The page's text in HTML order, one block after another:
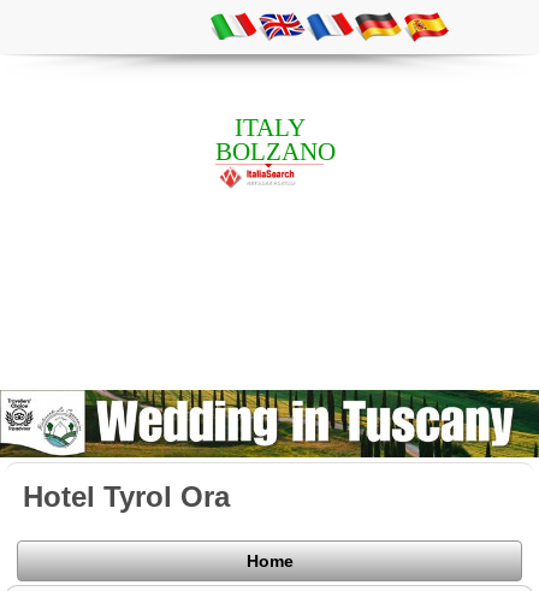
ITALY
BOLZANO
Hotel Tyrol Ora
Home